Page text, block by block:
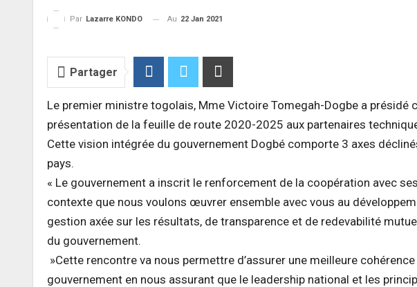
Par Lazarre KONDO Au 22 Jan 2021
Partager
Le premier ministre togolais, Mme Victoire Tomegah-Dogbe a présidé
présentation de la feuille de route 2020-2025 aux partenaires
Cette vision intégrée du gouvernement Dogbé comporte 3 axes
pays.
« Le gouvernement a inscrit le renforcement de la coopération avec
contexte que nous voulons œuvrer ensemble avec vous au
gestion axée sur les résultats, de transparence et de redevabilité
du gouvernement.
»Cette rencontre va nous permettre d’assurer une meilleure
gouvernement en nous assurant que le leadership national et les